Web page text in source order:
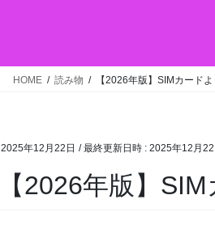
HOME 読み物 【2026年版】SIMカード
2025年12月22日 / 最終更新日時 : 2025年12月22
【2026年版】